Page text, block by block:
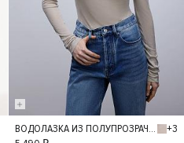
ВОДОЛАЗКА ИЗ ПОЛУПРОЗРАЧНОГО ТРИКОТАЖА
+3